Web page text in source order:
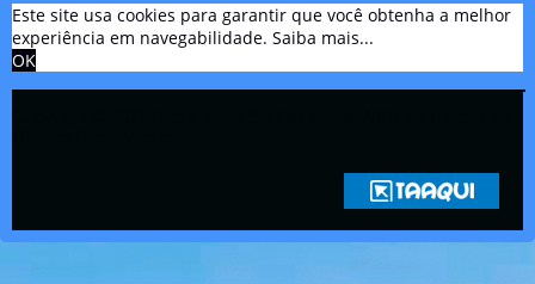
Este site usa cookies para garantir que você obtenha a melhor
experiência em navegabilidade. Saiba mais...
OK